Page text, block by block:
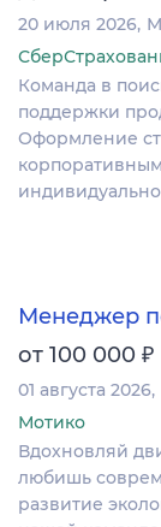
20 июля 2026
Команда в
поддержки
Оформление
Менеджер
от 100 000 ₽
01 августа 2026
Мотико
Вдохновляй
любишь
развитие